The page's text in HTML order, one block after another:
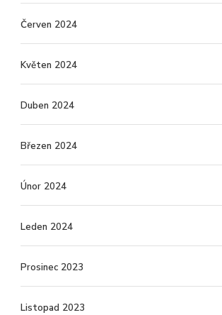
Červen 2024
Květen 2024
Duben 2024
Březen 2024
Únor 2024
Leden 2024
Prosinec 2023
Listopad 2023